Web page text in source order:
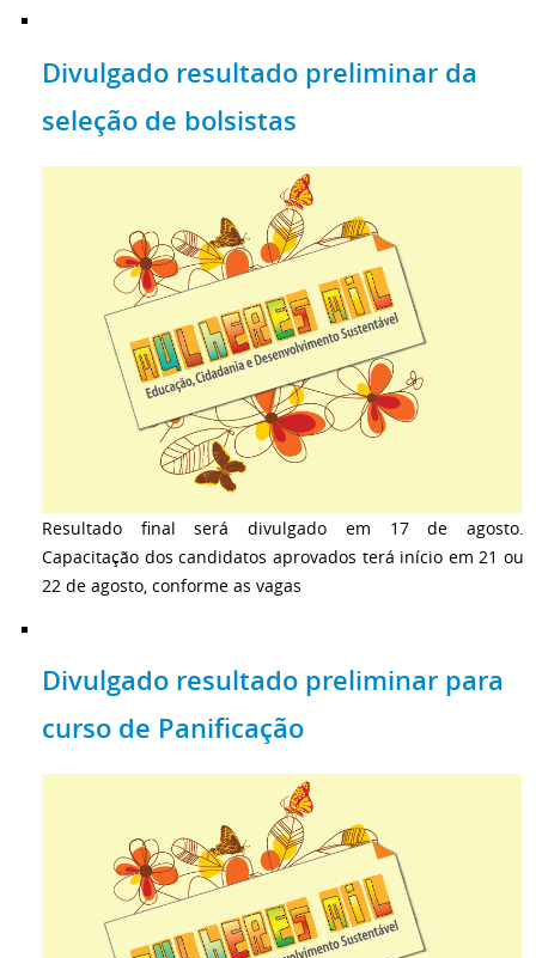
Divulgado resultado preliminar da
seleção de bolsistas
Resultado final será divulgado em 17 de agosto.
Capacitação dos candidatos aprovados terá início em 21 ou
22 de agosto, conforme as vagas
Divulgado resultado preliminar para
curso de Panificação